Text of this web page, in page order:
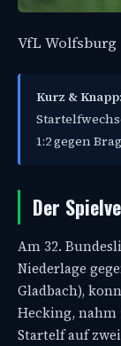
VfL
Kurz & Knapp:
1:2 gegen
Der
Am 32.
Niederlage
Gladbach),
Hecking, nahm
Startelf auf